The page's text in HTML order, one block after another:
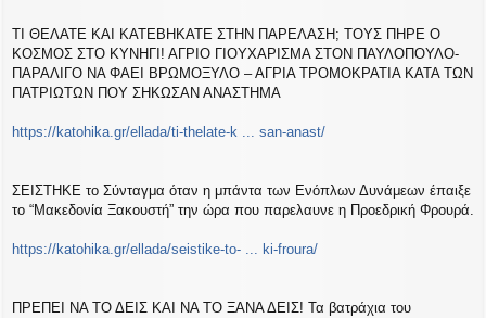
ΤΙ ΘΕΛΑΤΕ ΚΑΙ ΚΑΤΕΒΗΚΑΤΕ ΣΤΗΝ ΠΑΡΕΛΑΣΗ; ΤΟΥΣ ΠΗΡΕ Ο
ΚΟΣΜΟΣ ΣΤΟ ΚΥΝΗΓΙ! ΑΓΡΙΟ ΓΙΟΥΧΑΡΙΣΜΑ ΣΤΟΝ ΠΑΥΛΟΠΟΥΛΟ-
ΠΑΡΑΛΙΓΟ ΝΑ ΦΑΕΙ ΒΡΩΜΟΞΥΛΟ – ΑΓΡΙΑ ΤΡΟΜΟΚΡΑΤΙΑ ΚΑΤΑ ΤΩΝ
ΠΑΤΡΙΩΤΩΝ ΠΟΥ ΣΗΚΩΣΑΝ ΑΝΑΣΤΗΜΑ
https://katohika.gr/ellada/ti-thelate-k ... san-anast/
ΣΕΙΣΤΗΚΕ το Σύνταγμα όταν η μπάντα των Ενόπλων Δυνάμεων έπαιξε
το “Μακεδονία Ξακουστή” την ώρα που παρελαυνε η Προεδρική Φρουρά.
https://katohika.gr/ellada/seistike-to- ... ki-froura/
ΠΡΕΠΕΙ ΝΑ ΤΟ ΔΕΙΣ ΚΑΙ ΝΑ ΤΟ ΞΑΝΑ ΔΕΙΣ! Τα βατράχια του